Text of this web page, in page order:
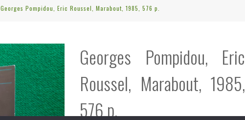
Georges Pompidou, Eric Roussel, Marabout, 1985, 576 p.
Georges Pompidou, Eric
Roussel, Marabout, 1985,
576 p.